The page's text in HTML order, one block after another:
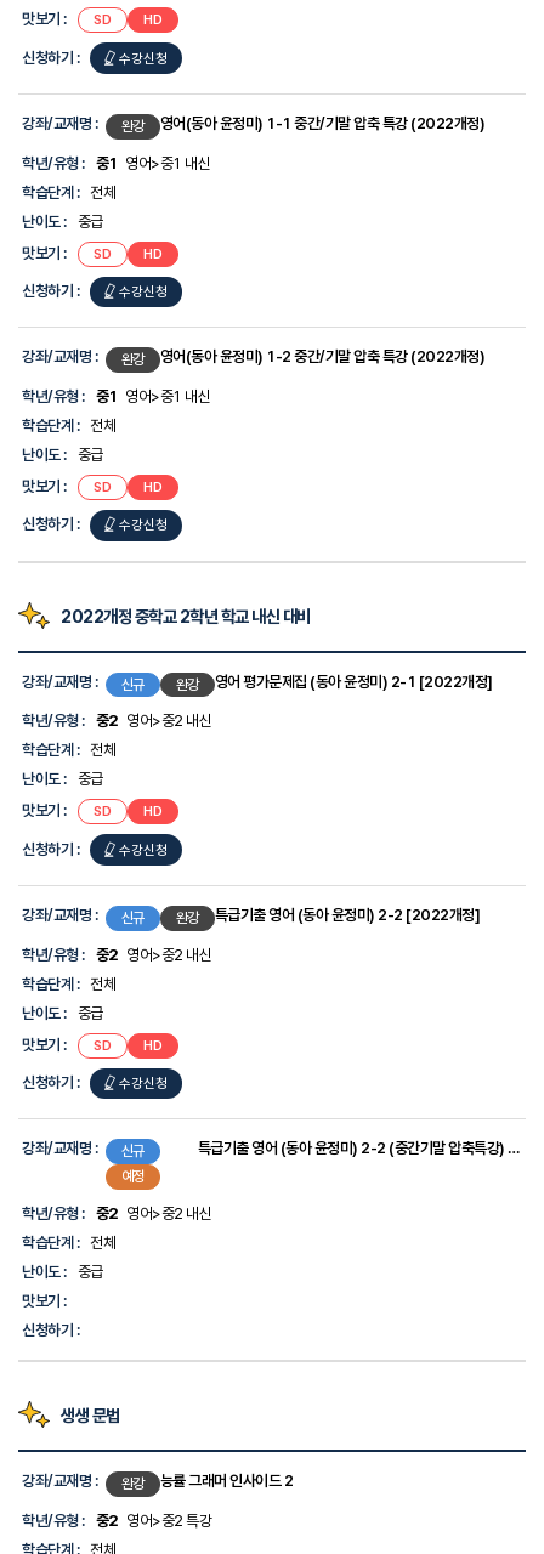
합
니
다.
도,
보
청
기
대
한
보
제
니
맛보기 :
SD HD
신청하기 : 수강신청
강좌/교재명 : 완강 영어(동아 윤정미) 1-1 중간/기말 압축 특강 (2022개정)
학년/유형 : 중1 영어>중1 내신
학습단계 :
전체
난이도 :
중급
맛보기 :
SD HD
신청하기 : 수강신청
강좌/교재명 : 완강 영어(동아 윤정미) 1-2 중간/기말 압축 특강 (2022개정)
학년/유형 : 중1 영어>중1 내신
학습단계 :
전체
난이도 :
중급
맛보기 :
SD HD
신청하기 : 수강신청
2022개정 중학교 2학년 학교 내신 대비
좌
록
강
좌/
재
학
형,
습
계,
난
도,
보
청
에
대
한
정
보
를
제
공
합
다.
강좌/교재명 : 신규 완강 영어 평가문제집 (동아 윤정미) 2-1 [2022개정]
학년/유형 : 중2 영어>중2 내신
학습단계 :
전체
난이도 :
중급
맛보기 :
SD HD
신청하기 : 수강신청
강좌/교재명 : 신규 완강 특급기출 영어 (동아 윤정미) 2-2 [2022개정]
학년/유형 : 중2 영어>중2 내신
학습단계 :
전체
난이도 :
중급
맛보기 :
SD HD
신청하기 : 수강신청
강좌/교재명 :
신규
예정
특급기출 영어 (동아 윤정미) 2-2 (중간기말 압축특강) [2022개정]
학년/유형 : 중2 영어>중2 내신
학습단계 :
전체
난이도 :
중급
맛보기 :
신청하기 :
생생 문법
좌
록
강좌/교재명 : 완강 능률 그래머 인사이드 2
학년/유형 : 중2 영어>중2 특강
학습단계 :
전체